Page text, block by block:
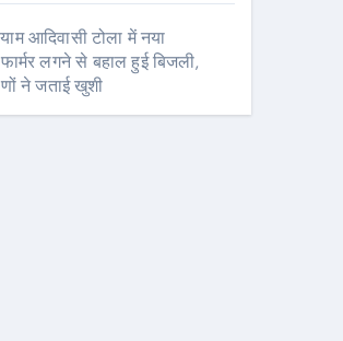
आदिवासी टोला में नया
लगने से बहाल हुई बिजली,
ने जताई खुशी